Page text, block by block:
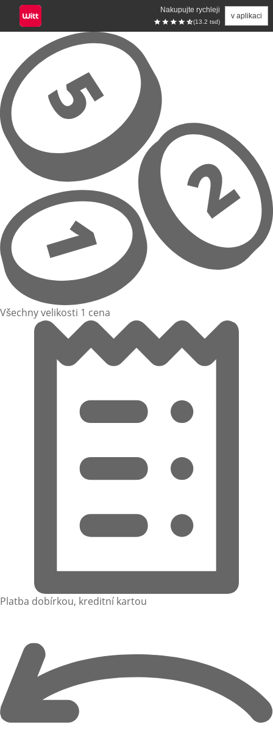
Nakupujte rychleji
(13.2 tsd)
v aplikaci
Přeskočit na hlavní obsah
Všechny velikosti 1 cena
Platba dobírkou, kreditní kartou